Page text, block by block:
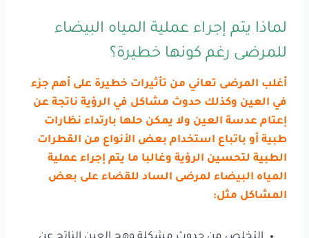
لماذا يتم إجراء عملية المياه البيضاء
للمرضى رغم كونها خطيرة؟
أغلب المرضى تعاني من تأثيرات خطيرة على أهم جزء
في العين وكذلك حدوث مشاكل في الرؤية ناتجة عن
إعتام عدسة العين ولا يمكن حلها بارتداء نظارات
طبية أو باتباع استخدام بعض الأنواع من القطرات
الطبية لتحسين الرؤية وغالبا ما يتم إجراء عملية
المياه البيضاء لمرضى الساد للقضاء على بعض
المشاكل مثل: